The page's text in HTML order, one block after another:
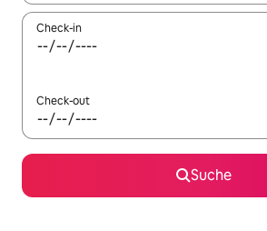
Check-in
Check-out
Suche